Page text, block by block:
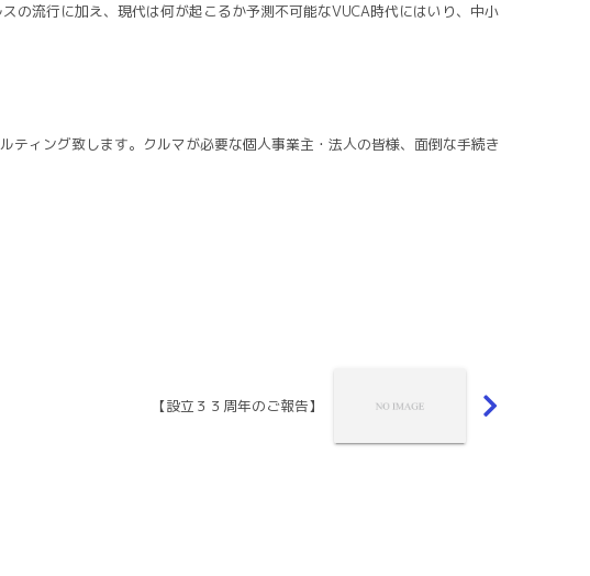
の流行に加え、現代は何が起こるか予測不可能なVUCA時代にはいり、中小
ィング致します。クルマが必要な個人事業主・法人の皆様、面倒な手続き
【設立３３周年のご報告】